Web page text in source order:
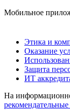
Мобильное
Этика и
Оказание
Защита
ИТ
На